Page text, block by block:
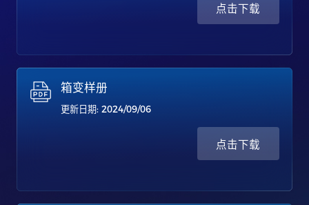
点击下载
箱变样册
更新日期: 2024/09/06
点击下载